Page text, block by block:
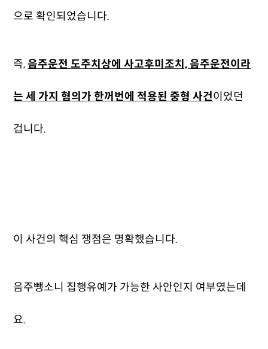
으로 확인되었습니다.
즉,음주운전 도주치상에 사고후미조치, 음주운전이라
는 세 가지 혐의가 한꺼번에 적용된 중형 사건이었던
겁니다.
이 사건의 핵심 쟁점은 명확했습니다.
음주뺑소니 집행유예가 가능한 사안인지 여부였는데
요.